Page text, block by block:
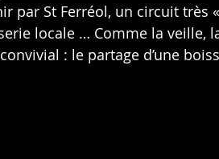
par St Ferréol, un circuit très
locale … Comme la veille,
: le partage d’une